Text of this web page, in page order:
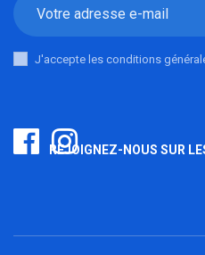
J'accepte les conditions
REJOIGNEZ-NOUS SUR